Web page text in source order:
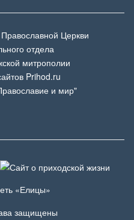
Церкви
отдела
митрополии
Prihod.ru
и мир"
защищены